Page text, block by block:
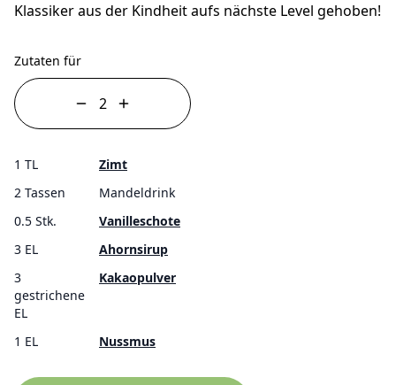
Klassiker aus der Kindheit aufs nächste Level gehoben!
Zutaten für
1 TL
Zimt
2 Tassen
Mandeldrink
0.5 Stk.
Vanilleschote
3 EL
Ahornsirup
3
gestrichene
EL
Kakaopulver
1 EL Nussmus